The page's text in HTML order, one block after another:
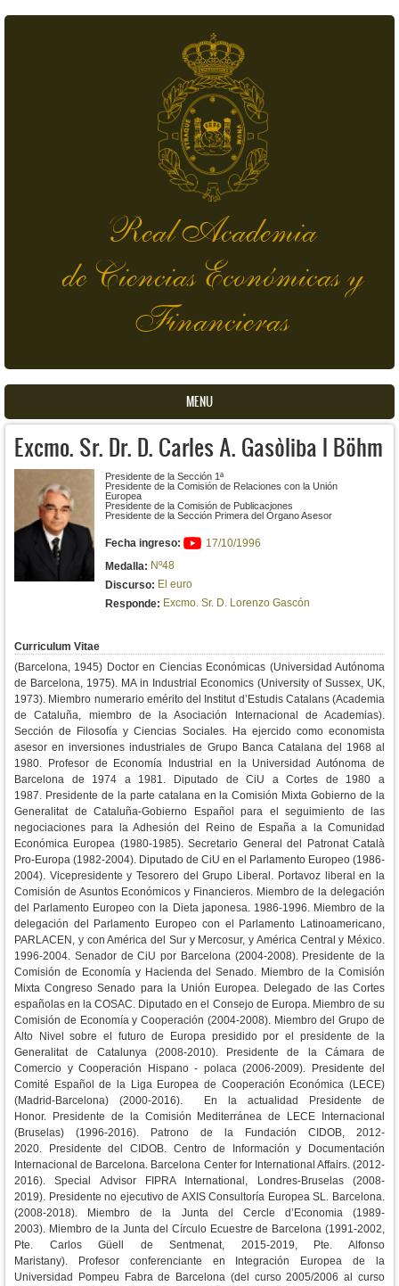
Real Academia
de Ciencias Económicas y
Financieras
MENU
Excmo. Sr. Dr. D. Carles A. Gasòliba I Böhm
Presidente de la Sección 1ª
Presidente de la Comisión de Relaciones con la Unión
Europea
Presidente de la Comisión de Publicaciones
Presidente de la Sección Primera del Órgano Asesor
Fecha ingreso:
17/10/1996
Medalla: Nº48
Discurso: El euro
Responde: Excmo. Sr. D. Lorenzo Gascón
Curriculum Vitae
(Barcelona, 1945) Doctor en Ciencias Económicas (Universidad Autónoma
de Barcelona, 1975). MA in Industrial Economics (University of Sussex, UK,
1973). Miembro numerario emérito del Institut d’Estudis Catalans (Academia
de Cataluña, miembro de la Asociación Internacional de Academias).
Sección de Filosofía y Ciencias Sociales. Ha ejercido como economista
asesor en inversiones industriales de Grupo Banca Catalana del 1968 al
1980.
Profesor de Economía Industrial en la Universidad Autónoma de
Barcelona de 1974 a 1981.
Diputado de CiU a Cortes de 1980 a
1987. Presidente de la parte catalana en la Comisión Mixta Gobierno de la
Generalitat de Cataluña-Gobierno Español para el seguimiento de las
negociaciones para la Adhesión del Reino de España a la Comunidad
Económica Europea (1980-1985).Secretario General del Patronat Català
Pro-Europa (1982-2004). Diputado de CiU en el Parlamento Europeo (1986-
2004). Vicepresidente y Tesorero del Grupo Liberal. Portavoz liberal en la
Comisión de Asuntos Económicos y Financieros. Miembro de la delegación
del Parlamento Europeo con la Dieta japonesa. 1986-1996. Miembro de la
delegación del Parlamento Europeo con el Parlamento Latinoamericano,
PARLACEN, y con América del Sur y Mercosur, y América Central y México.
1996-2004. Senador de CiU por Barcelona (2004-2008). Presidente de la
Comisión de Economía y Hacienda del Senado. Miembro de la Comisión
Mixta Congreso Senado para la Unión Europea. Delegado de las Cortes
españolas en la COSAC. Diputado en el Consejo de Europa. Miembro de su
Comisión de Economía y Cooperación (2004-2008). Miembro del Grupo de
Alto Nivel sobre el futuro de Europa presidido por el presidente de la
Generalitat de Catalunya (2008-2010).
Presidente de la Cámara de
Comercio y Cooperación Hispano - polaca (2006-2009).
Presidente del
Comité Español de la Liga Europea de Cooperación Económica (LECE)
(Madrid-Barcelona) (2000-2016). En la actualidad Presidente de
Honor.
Presidente de la Comisión Mediterránea de LECE Internacional
(Bruselas) (1996-2016).
Patrono de la Fundación CIDOB, 2012-
2020.
Presidente del CIDOB. Centro de Información y Documentación
Internacional de Barcelona. Barcelona Center for International Affairs. (2012-
2016).Special Advisor FIPRA International, Londres-Bruselas (2008-
2019). Presidente no ejecutivo de AXIS Consultoría Europea SL. Barcelona.
(2008-2018).
Miembro de la Junta del Cercle d’Economia (1989-
2003). Miembro de la Junta del Círculo Ecuestre de Barcelona (1991-2002,
Pte. Carlos Güell de Sentmenat, 2015-2019, Pte. Alfonso
Maristany).
Profesor conferenciante en Integración Europea de la
Universidad Pompeu Fabra de Barcelona (del curso 2005/2006 al curso